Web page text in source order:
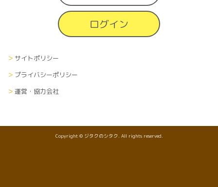
ログイン
サイトポリシー
プライバシーポリシー
運営・協力会社
Copyright © ジタクのシタク. All rights reserved.